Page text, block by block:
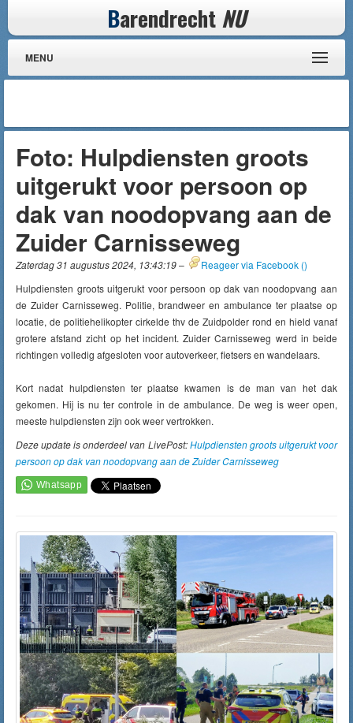
Barendrecht NU
MENU
Foto: Hulpdiensten groots
uitgerukt voor persoon op
dak van noodopvang aan de
Zuider Carnisseweg
Zaterdag 31 augustus 2024, 13:43:19– Reageer via Facebook ()
Hulpdiensten groots uitgerukt voor persoon op dak van noodopvang aan
de Zuider Carnisseweg. Politie, brandweer en ambulance ter plaatse op
locatie, de politiehelikopter cirkelde thv de Zuidpolder rond en hield vanaf
grotere afstand zicht op het incident. Zuider Carnisseweg werd in beide
richtingen volledig afgesloten voor autoverkeer, fietsers en wandelaars.
Kort nadat hulpdiensten ter plaatse kwamen is de man van het dak
gekomen. Hij is nu ter controle in de ambulance. De weg is weer open,
meeste hulpdiensten zijn ook weer vertrokken.
Deze update is onderdeel van LivePost:Hulpdiensten groots uitgerukt voor
persoon op dak van noodopvang aan de Zuider Carnisseweg